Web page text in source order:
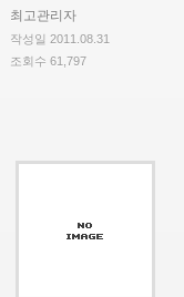
최고관리자
작성일 2011.08.31
조회수 61,797